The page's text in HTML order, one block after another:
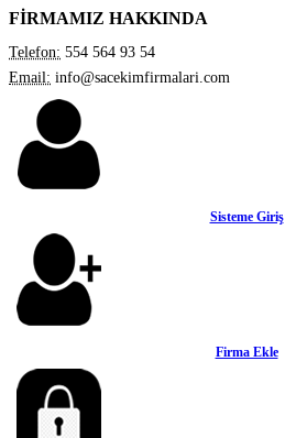
FİRMAMIZ HAKKINDA
Telefon: 554 564 93 54
Email: info@sacekimfirmalari.com
Sisteme Giriş
Firma Ekle